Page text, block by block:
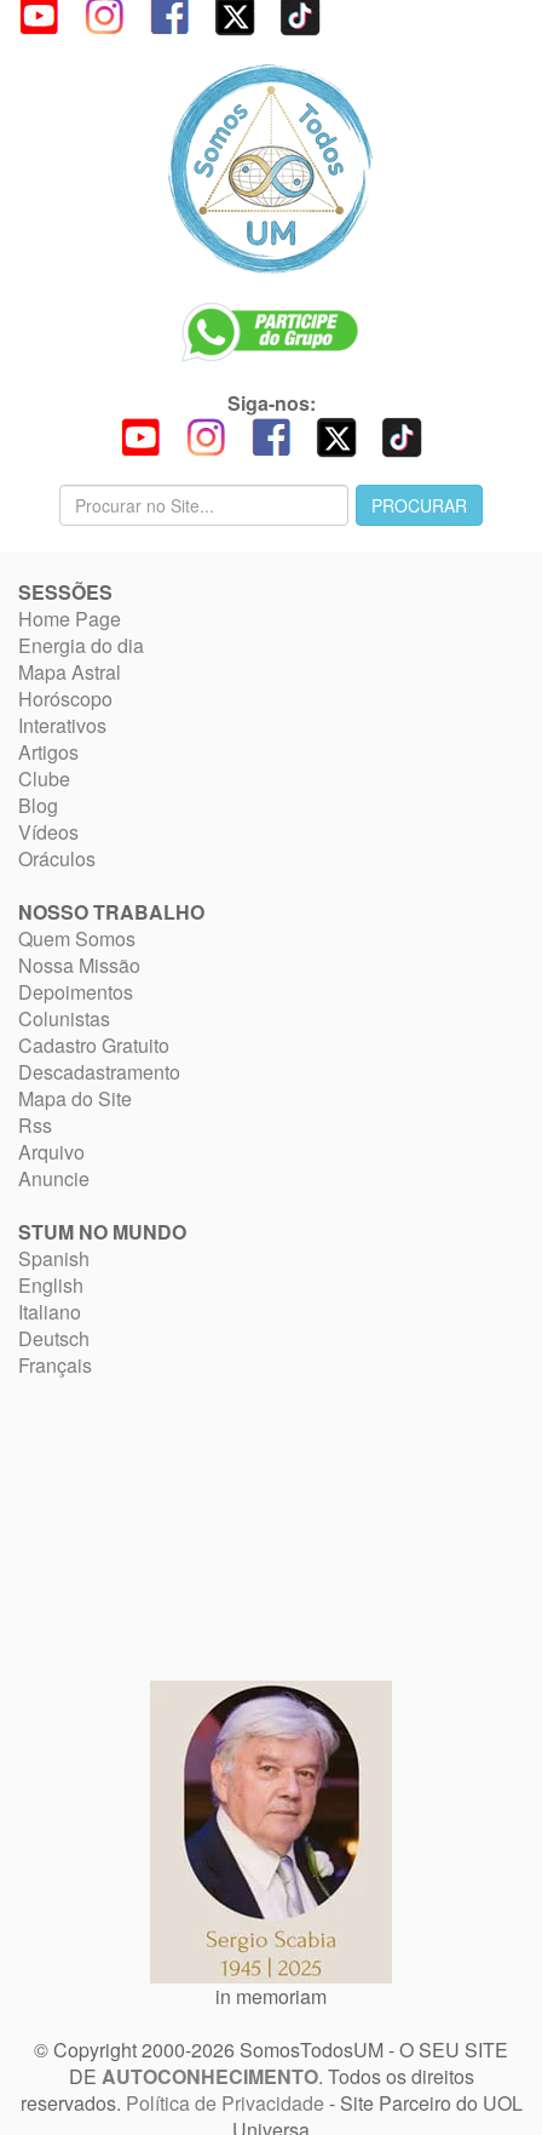
Siga-nos:
SESSÕES
Home Page
Energia do dia
Mapa Astral
Horóscopo
Interativos
Artigos
Clube
Blog
Vídeos
Oráculos
NOSSO TRABALHO
Quem Somos
Nossa Missão
Depoimentos
Colunistas
Cadastro Gratuito
Descadastramento
Mapa do Site
Rss
Arquivo
Anuncie
STUM NO MUNDO
Spanish
English
Italiano
Deutsch
Français
in memoriam
© Copyright 2000-2026 SomosTodosUM - O SEU SITE
DE AUTOCONHECIMENTO. Todos os direitos
reservados. Política de Privacidade - Site Parceiro do UOL